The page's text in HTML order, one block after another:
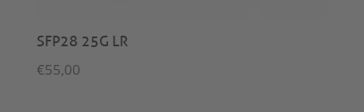
SFP28 25G LR
€55,00